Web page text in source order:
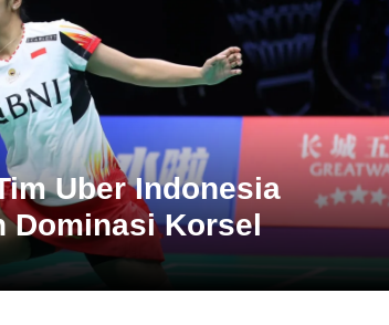
Uber Indonesia
Dominasi Korsel